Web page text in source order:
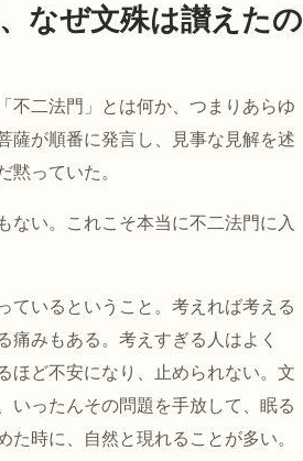
なぜ文殊は讃えたの
不二法門」とは何か、つまりあらゆ
薩が順番に発言し、見事な見解を述
黙っていた。
ない。これこそ本当に不二法門に入
ているということ。考えれば考える
痛みもある。考えすぎる人はよく
ほど不安になり、止められない。文
いったんその問題を手放して、眠る
時に、自然と現れることが多い。